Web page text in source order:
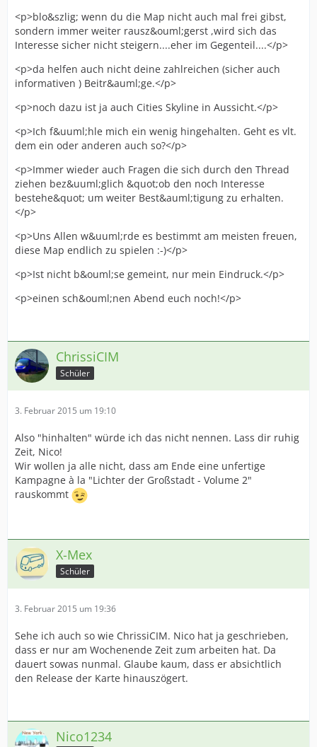
<p>blo&szlig; wenn du die Map nicht auch mal frei gibst,
sondern immer weiter rausz&ouml;gerst ,wird sich das
Interesse sicher nicht steigern....eher im Gegenteil....</p>
<p>da helfen auch nicht deine zahlreichen (sicher auch
informativen ) Beitr&auml;ge.</p>
<p>noch dazu ist ja auch Cities Skyline in Aussicht.</p>
<p>Ich f&uuml;hle mich ein wenig hingehalten. Geht es vlt.
dem ein oder anderen auch so?</p>
<p>Immer wieder auch Fragen die sich durch den Thread
ziehen bez&uuml;glich &quot;ob den noch Interesse
bestehe&quot; um weiter Best&auml;tigung zu erhalten.
</p>
<p>Uns Allen w&uuml;rde es bestimmt am meisten freuen,
diese Map endlich zu spielen :-)</p>
<p>Ist nicht b&ouml;se gemeint, nur mein Eindruck.</p>
<p>einen sch&ouml;nen Abend euch noch!</p>
ChrissiCIM
Schüler
3. Februar 2015 um 19:10
Also "hinhalten" würde ich das nicht nennen. Lass dir ruhig
Zeit, Nico!
Wir wollen ja alle nicht, dass am Ende eine unfertige
Kampagne à la "Lichter der Großstadt - Volume 2"
rauskommt
X-Mex
Schüler
3. Februar 2015 um 19:36
Sehe ich auch so wie ChrissiCIM. Nico hat ja geschrieben,
dass er nur am Wochenende Zeit zum arbeiten hat. Da
dauert sowas nunmal. Glaube kaum, dass er absichtlich
den Release der Karte hinauszögert.
Nico1234